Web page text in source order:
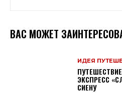
ВАС МОЖЕТ
ИДЕЯ
ЭКСПРЕСС
СИЕНУ